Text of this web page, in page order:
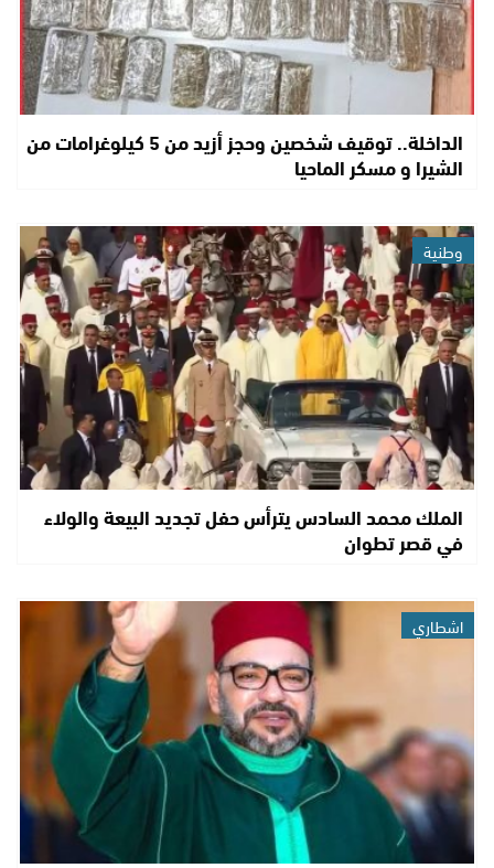
الداخلة.. توقيف شخصين وحجز أزيد من 5 كيلوغرامات من
الشيرا و مسكر الماحيا
وطنية
الملك محمد السادس يترأس حفل تجديد البيعة والولاء
في قصر تطوان
اشطاري